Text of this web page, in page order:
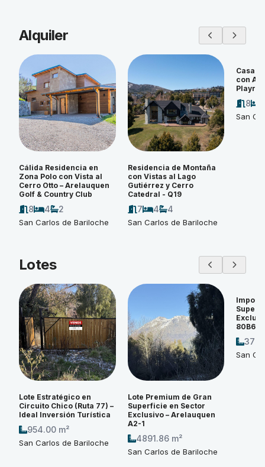
Alquiler
Cálida Residencia en
Zona Polo con Vista al
Cerro Otto – Arelauquen
Golf & Country Club
8 4 2
San Carlos de Bariloche
Residencia de Montaña
con Vistas al Lago
Gutiérrez y Cerro
Catedral - Q19
7 4 4
San Carlos de Bariloche
Casa
con
8
San
Lotes
Lote Estratégico en
Circuito Chico (Ruta 77) –
Ideal Inversión Turística
954.00 m²
San Carlos de Bariloche
Lote Premium de Gran
Superficie en Sector
Exclusivo – Arelauquen
A2-1
4891.86 m²
San Carlos de Bariloche
80B6
San